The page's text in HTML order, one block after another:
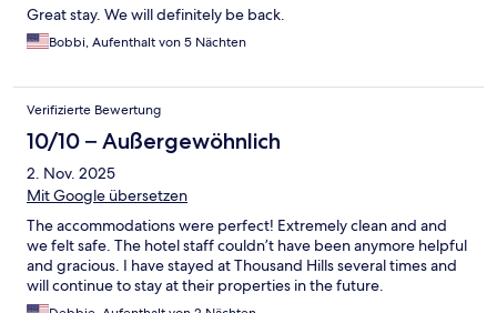
Great stay. We will definitely be back.
Bobbi, Aufenthalt von 5 Nächten
Verifizierte Bewertung
10/10 – Außergewöhnlich
2. Nov. 2025
Mit Google übersetzen
The accommodations were perfect! Extremely clean and and
we felt safe. The hotel staff couldn’t have been anymore helpful
and gracious. I have stayed at Thousand Hills several times and
will continue to stay at their properties in the future.